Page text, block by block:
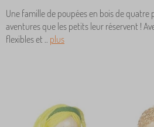
Une famille de poupées en bois de quatre
aventures que les petits leur réservent !
flexibles et .. plus